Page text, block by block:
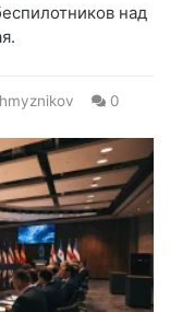
над
0